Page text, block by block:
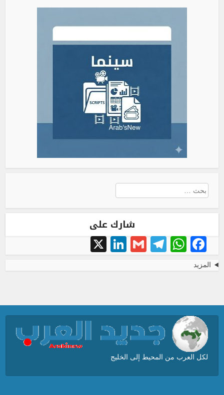
البحث
عن:
شارك على
Facebook
WhatsApp
Telegram
Gmail
LinkedIn
المزيد
لكل العرب من المحيط إلى الخليج